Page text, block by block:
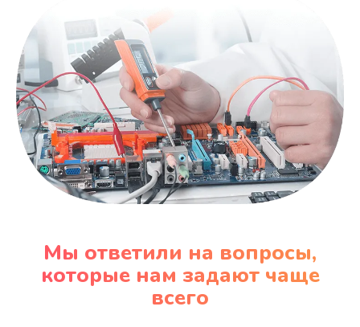
Мы ответили на вопросы,
которые нам задают чаще
всего